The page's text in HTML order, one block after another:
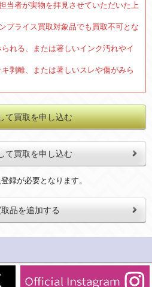
当者が実物を拝見させていただいた上
プライス買取対象品でも買取不可とな
れる、または著しいインク汚れやイ
剥離、または著しいスレや傷がみら
て買取を申し込む
て買取を申し込む
録が必要となります。
品を追加する